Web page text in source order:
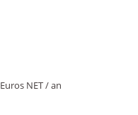
Euros NET / an